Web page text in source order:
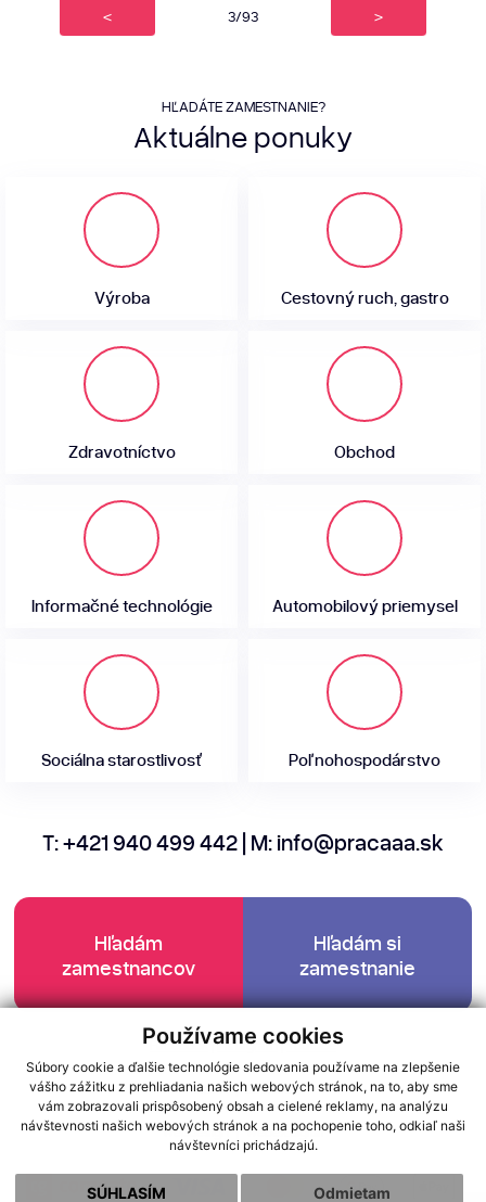
Používame cookies
Súbory cookie a ďalšie technológie sledovania používame na zlepšenie
vášho zážitku z prehliadania našich webových stránok, na to, aby sme
vám zobrazovali prispôsobený obsah a cielené reklamy, na analýzu
návštevnosti našich webových stránok a na pochopenie toho, odkiaľ naši
návštevníci prichádzajú.
SÚHLASÍM Odmietam
< 3/93 >
HĽADÁTE ZAMESTNANIE?
Aktuálne ponuky
Výroba Cestovný ruch, gastro
Zdravotníctvo Obchod
Informačné technológie Automobilový priemysel
Sociálna starostlivosť Poľnohospodárstvo
T:+421 940 499 442| M:info@pracaaa.sk
Hľadám
zamestnancov
Hľadám si
zamestnanie
Facebook|Instagram|Youtube
GDPR Cookies
webdesign webex.digital